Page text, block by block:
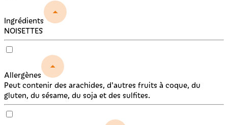
Ingrédients
NOISETTES
Allergènes
Peut contenir des arachides, d'autres fruits à coque, du
gluten, du sésame, du soja et des sulfites.